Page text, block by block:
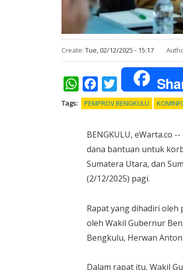
Create: Tue, 02/12/2025 - 15:17
WhatsAppFacebookTwitter
Tags PEMPROV BENGKULU
BENGKULU, eWarta.co
dana bantuan untuk
Sumatera Utara, dan
(2/12/2025) pagi.
Rapat yang dihadiri
oleh Wakil Gubernur
Bengkulu, Herwan
Dalam rapat itu, Wakil